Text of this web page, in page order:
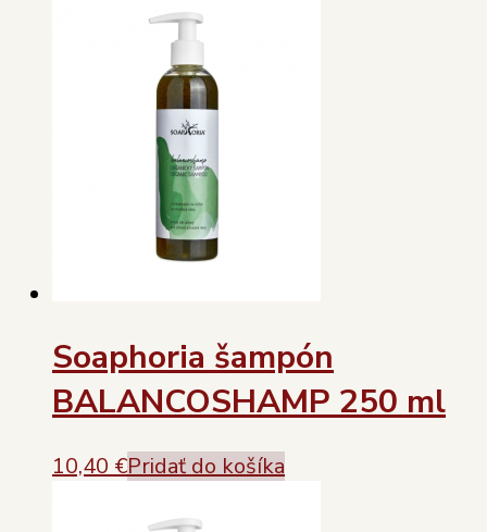
Soaphoria šampón
BALANCOSHAMP 250 ml
10,40 €Pridať do košíka